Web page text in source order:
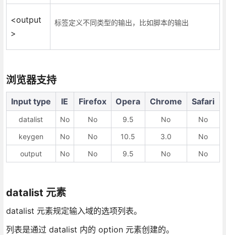
<output
>
标签定义不同类型的输出，比如脚本的输出
浏览器支持
Input type IE Firefox Opera Chrome Safari
datalist No No 9.5 No
No
keygen
No No 10.5 3.0
No
output
No No 9.5 No No
datalist 元素
datalist 元素规定输入域的选项列表。
列表是通过 datalist 内的 option 元素创建的。